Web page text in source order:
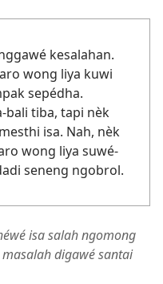
kesalahan.
wong liya kuwi
sepédha.
bali tiba, tapi nèk
isa. Nah, nèk
wong liya suwé-
seneng ngobrol.
isa salah ngomong
digawé santai